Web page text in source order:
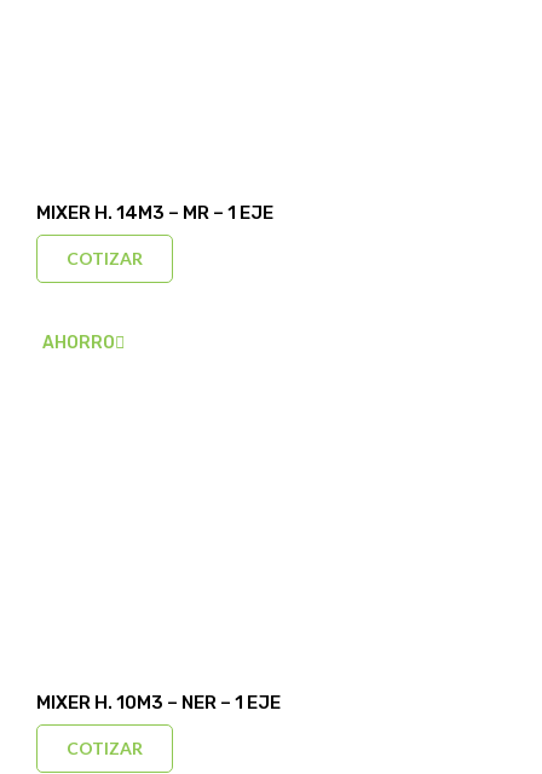
MIXER H. 14M3 – MR – 1 EJE
COTIZAR
AHORRO
MIXER H. 10M3 – NER – 1 EJE
COTIZAR